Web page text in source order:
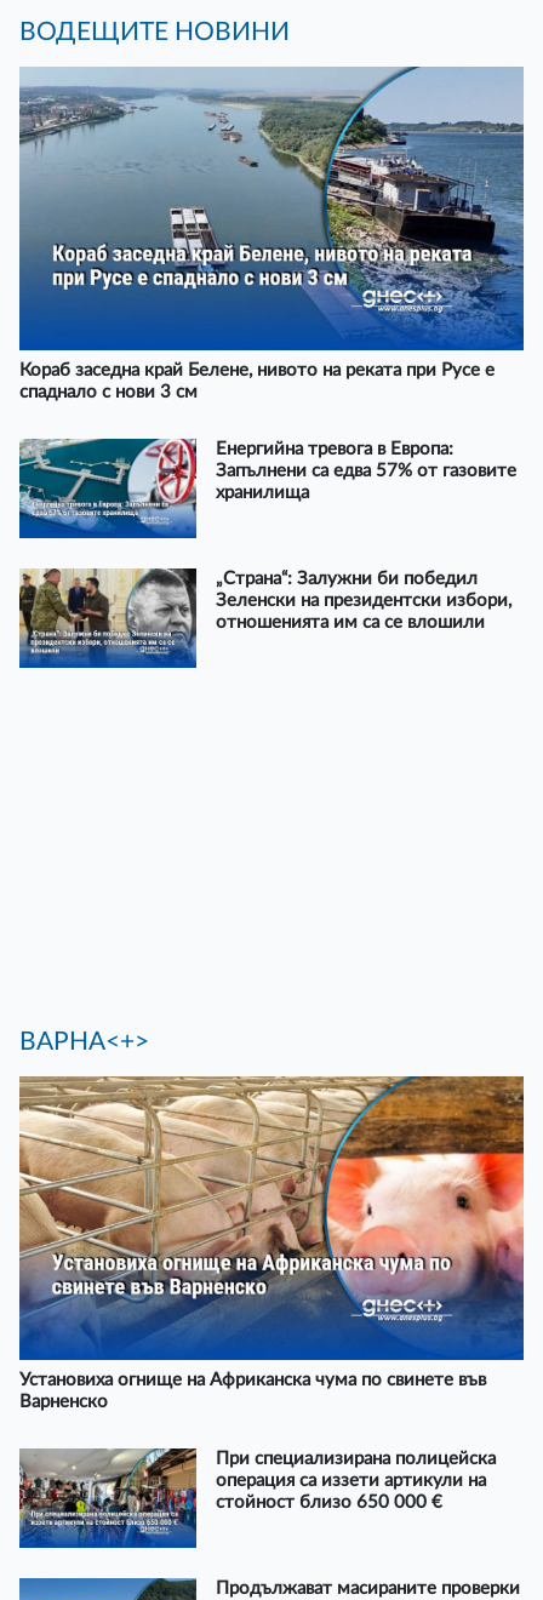
ВОДЕЩИТЕ НОВИНИ
Кораб заседна край Белене, нивото на реката при Русе е
спаднало с нови 3 см
Енергийна тревога в Европа:
Запълнени са едва 57% от газовите
хранилища
„Страна“: Залужни би победил
Зеленски на президентски избори,
отношенията им са се влошили
ВАРНА<+>
Установиха огнище на Африканска чума по свинете във
Варненско
При специализирана полицейска
операция са иззети артикули на
стойност близо 650 000 €
Продължават масираните проверки